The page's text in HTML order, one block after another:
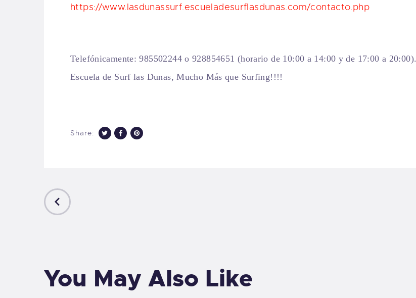
https://www.lasdunassurf.escueladesurflasdunas.com/contacto.php
Telefónicamente: 985502244 o 928854651 (horario de 10:00 a 14:00 y de 17:00 a 20:00).
Escuela de Surf las Dunas, Mucho Más que Surfing!!!!
Share:
You May Also Like